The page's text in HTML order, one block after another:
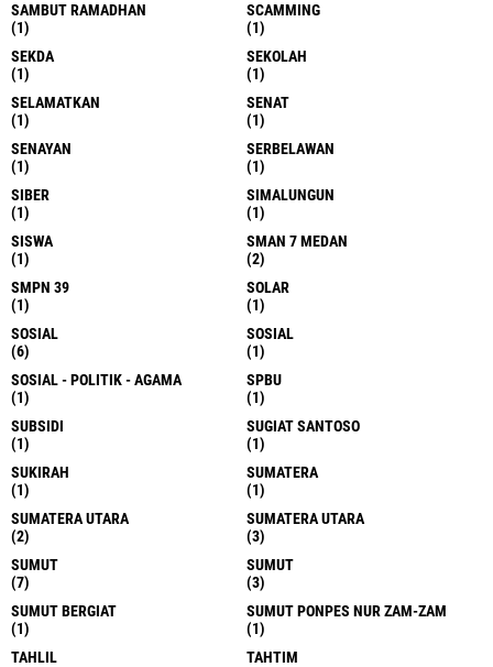
SAMBUT RAMADHAN
(1)
SCAMMING
(1)
SEKDA
(1)
SEKOLAH
(1)
SELAMATKAN
(1)
SENAT
(1)
SENAYAN
(1)
SERBELAWAN
(1)
SIBER
(1)
SIMALUNGUN
(1)
SISWA
(1)
SMAN 7 MEDAN
(2)
SMPN 39
(1)
SOLAR
(1)
SOSIAL
(6)
SOSIAL
(1)
SOSIAL - POLITIK - AGAMA
(1)
SPBU
(1)
SUBSIDI
(1)
SUGIAT SANTOSO
(1)
SUKIRAH
(1)
SUMATERA
(1)
SUMATERA UTARA
(2)
SUMATERA UTARA
(3)
SUMUT
(7)
SUMUT
(3)
SUMUT BERGIAT
(1)
SUMUT PONPES NUR ZAM-ZAM
(1)
TAHLIL
TAHTIM